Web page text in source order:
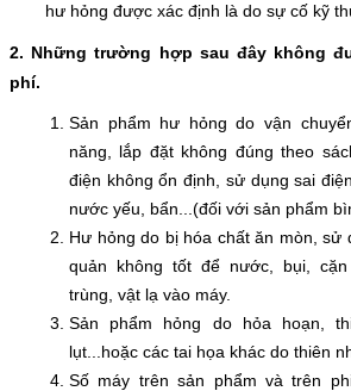
hư hỏng được xác định là do sự cố kỹ
2. Những trường hợp sau đây không
phí.
Sản phẩm hư hỏng do vận
năng, lắp đặt không đúng theo
điện không ổn định, sử dụng sai
nước yếu, bẩn...(đối với sản phẩm
Hư hỏng do bị hóa chất ăn mòn, sử
quản không tốt để nước, bụi,
trùng, vật lạ vào máy.
Sản phẩm hỏng do hỏa hoạn,
lụt...hoặc các tai họa khác do thiên
Số máy trên sản phẩm và trên